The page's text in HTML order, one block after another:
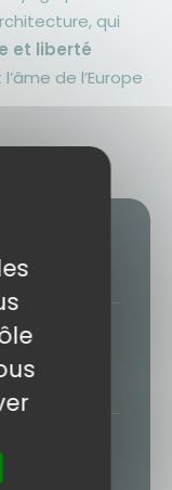
qui
et liberté
de l’Europe